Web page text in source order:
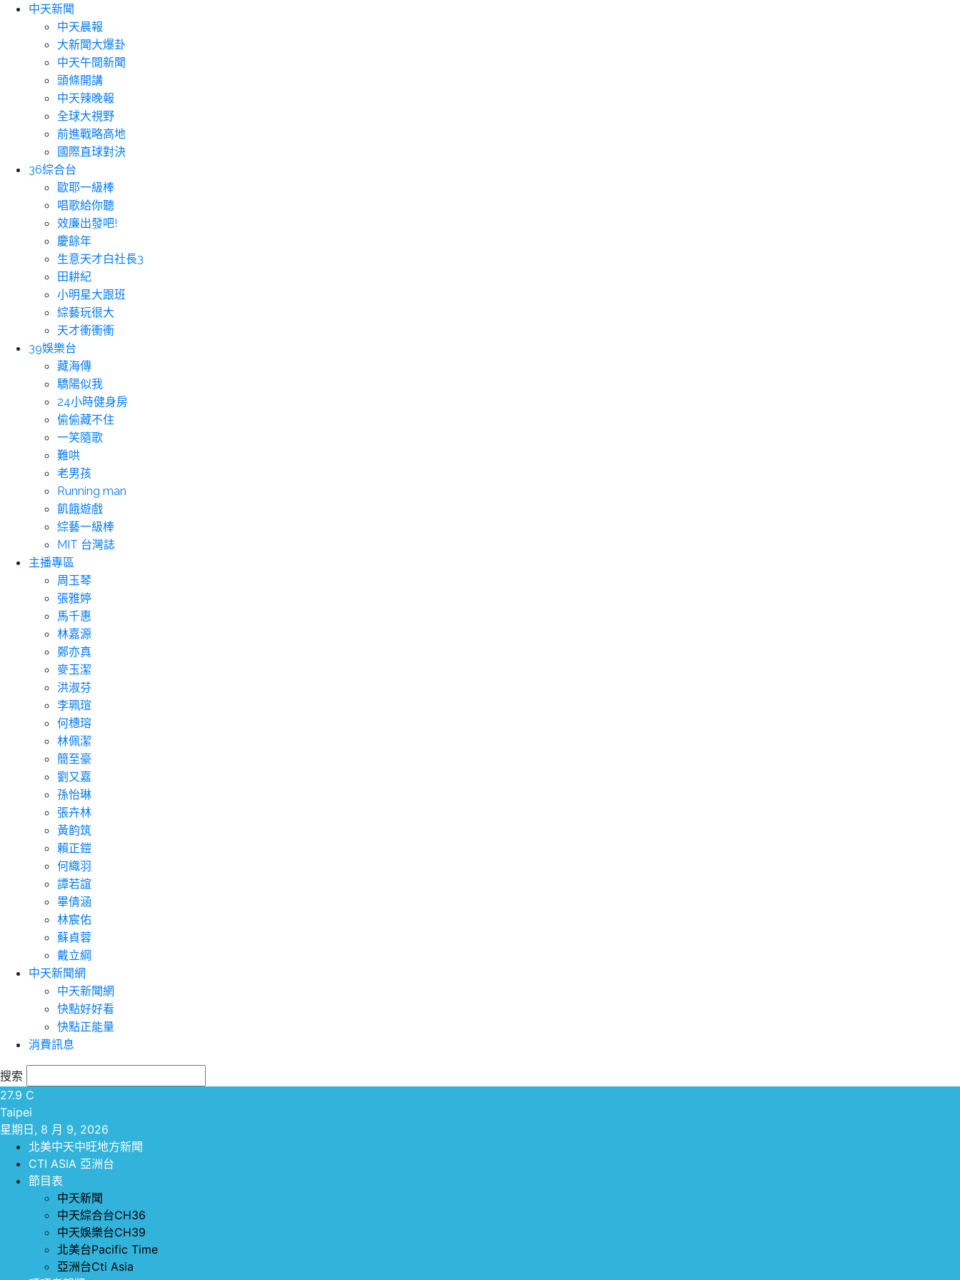
中天新聞
中天晨報
大新聞大爆卦
中天午間新聞
頭條開講
中天辣晚報
全球大視野
前進戰略高地
國際直球對決
36綜合台
歐耶一級棒
唱歌給你聽
效廉出發吧!
慶餘年
生意天才白社長3
田耕紀
小明星大跟班
綜藝玩很大
天才衝衝衝
39娛樂台
藏海傳
驕陽似我
24小時健身房
偷偷藏不住
一笑隨歌
難哄
老男孩
Running man
飢餓遊戲
綜藝一級棒
MIT 台灣誌
主播專區
周玉琴
張雅婷
馬千惠
林嘉源
鄭亦真
麥玉潔
洪淑芬
李珮瑄
何橞瑢
林佩潔
簡至豪
劉又嘉
孫怡琳
張卉林
黃韵筑
賴正鎧
何織羽
譚若誼
畢倩涵
林宸佑
蘇貞蓉
戴立綱
中天新聞網
中天新聞網
快點好好看
快點正能量
消費訊息
搜索
27.9 C
Taipei
星期日, 8 月 9, 2026
北美中天中旺地方新聞
CTI ASIA 亞洲台
節目表
中天新聞
中天綜合台CH36
中天娛樂台CH39
北美台Pacific Time
亞洲台Cti Asia